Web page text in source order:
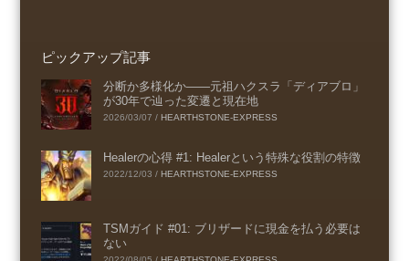
ピックアップ記事
分断か多様化か――元祖ハクスラ「ディアブロ」
が30年で辿った変遷と現在地
2026/03/07 / HEARTHSTONE-EXPRESS
Healerの心得 #1: Healerという特殊な役割の特徴
2022/12/03 / HEARTHSTONE-EXPRESS
TSMガイド #01: ブリザードに現金を払う必要は
ない